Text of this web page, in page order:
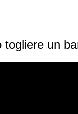
togliere un